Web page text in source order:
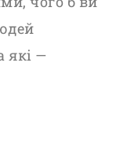
які —